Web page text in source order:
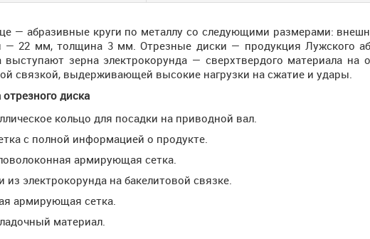
— абразивные круги по металлу со следующими размерами:
— 22 мм, толщина 3 мм. Отрезные диски — продукция Лужского
выступают зерна электрокорунда — сверхтвердого материала
связкой, выдерживающей высокие нагрузки на сжатие и удары.
диска
кольцо для посадки на приводной вал.
с полной информацией о продукте.
армирующая сетка.
из электрокорунда на бакелитовой связке.
армирующая сетка.
материал.